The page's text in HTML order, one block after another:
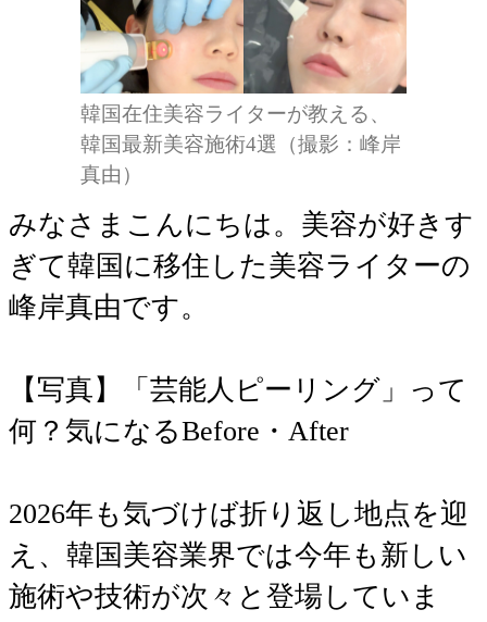
韓国在住美容ライターが教える、
韓国最新美容施術4選（撮影：峰岸
真由）
みなさまこんにちは。美容が好きす
ぎて韓国に移住した美容ライターの
峰岸真由です。
【写真】「芸能人ピーリング」って
何？気になるBefore・After
2026年も気づけば折り返し地点を迎
え、韓国美容業界では今年も新しい
施術や技術が次々と登場していま